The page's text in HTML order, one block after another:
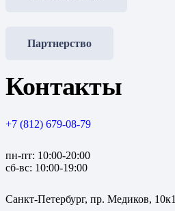
Партнерство
Контакты
+7 (812) 679-08-79
пн-пт: 10:00-20:00
сб-вс: 10:00-19:00
Санкт-Петербург, пр. Медиков, 10к1